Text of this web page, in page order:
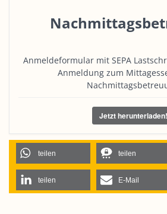
Anmeldeformular mit SEPA
Anmeldung zum
Jetzt herunterladen!
teilen teilen
teilen E-Mail